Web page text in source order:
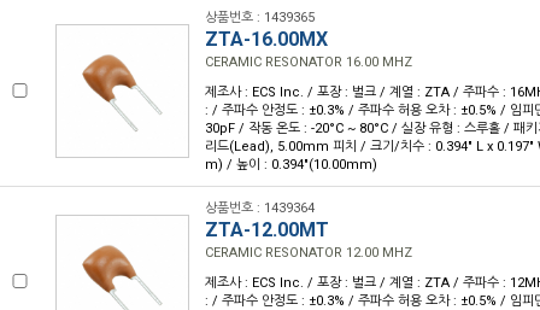
상품번호 : 1439365
ZTA-16.00MX
CERAMIC RESONATOR 16.00 MHZ
제조사 : ECS Inc. / 포장 : 벌크 / 계열 : ZTA / 주파수 :
: / 주파수 안정도 : ±0.3% / 주파수 허용 오차 : ±0.5% / 임피
30pF / 작동 온도 : -20°C ~ 80°C / 실장 유형 : 스루홀 / 패
리드(Lead), 5.00mm 피치 / 크기/치수 : 0.394" L x
m) / 높이 : 0.394"(10.00mm)
상품번호 : 1439364
ZTA-12.00MT
CERAMIC RESONATOR 12.00 MHZ
제조사 : ECS Inc. / 포장 : 벌크 / 계열 : ZTA / 주파수 :
: / 주파수 안정도 : ±0.3% / 주파수 허용 오차 : ±0.5% / 임피